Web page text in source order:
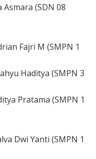
Asmara (SDN 08
Fajri M (SMPN 1
Haditya (SMPN 3
Pratama (SMPN 1
Dwi Yanti (SMPN 1